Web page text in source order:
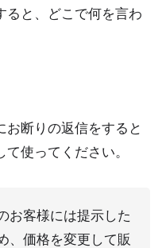
ると、どこで何を言わ
お断りの返信をすると
使ってください。
お客様には提示した
、価格を変更して販